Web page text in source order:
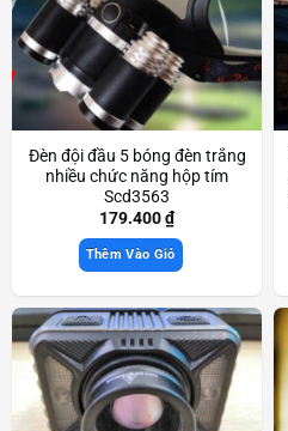
Đèn đội đầu 5 bóng đèn trắng
nhiều chức năng hộp tím
Scd3563
179.400₫
Thêm Vào Giỏ